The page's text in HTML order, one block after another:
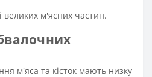
великих м'ясних частин.
м'яса та кісток мають низку